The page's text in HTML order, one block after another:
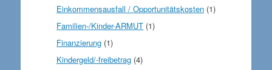
Einkommensausfall / Opportunitätskosten (1)
Familien-/Kinder-ARMUT (1)
Finanzierung (1)
Kindergeld/-freibetrag (4)